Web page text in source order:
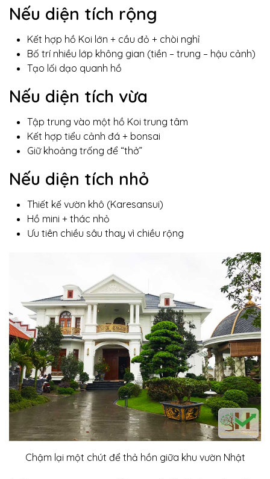
Nếu diện tích rộng
Kết hợp hồ Koi lớn + cầu đỏ + chòi nghỉ
Bố trí nhiều lớp không gian (tiền – trung – hậu cảnh)
Tạo lối dạo quanh hồ
Nếu diện tích vừa
Tập trung vào một hồ Koi trung tâm
Kết hợp tiểu cảnh đá + bonsai
Giữ khoảng trống để “thở”
Nếu diện tích nhỏ
Thiết kế vườn khô (Karesansui)
Hồ mini + thác nhỏ
Ưu tiên chiều sâu thay vì chiều rộng
Chậm lại một chút để thả hồn giữa khu vườn Nhật